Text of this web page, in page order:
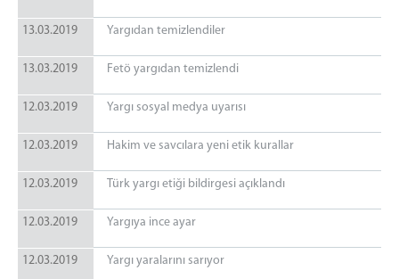
13.03.2019 Yargıdan temizlendiler
13.03.2019 Fetö yargıdan temizlendi
12.03.2019 Yargı sosyal medya uyarısı
12.03.2019 Hakim ve savcılara yeni etik kurallar
12.03.2019 Türk yargı etiği bildirgesi açıklandı
12.03.2019 Yargıya ince ayar
12.03.2019 Yargı yaralarını sarıyor